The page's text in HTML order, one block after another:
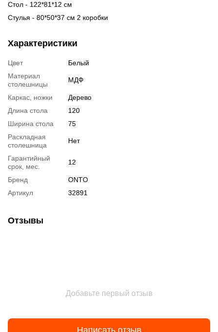
Стол - 122*81*12 см
Стулья - 80*50*37 см 2 коробки
Характеристики
Цвет
Белый
Материал
столешницы
МДФ
Каркас, ножки
Дерево
Длина стола
120
Ширина стола
75
Раскладная
столешница
Нет
Гарантийный
срок, мес.
12
Бренд
ONTO
Артикул
32891
Отзывы
Добавьте первый отзыв
Написать отзыв